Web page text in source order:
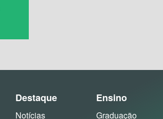
Destaque
Notícias
Ensino
Graduação